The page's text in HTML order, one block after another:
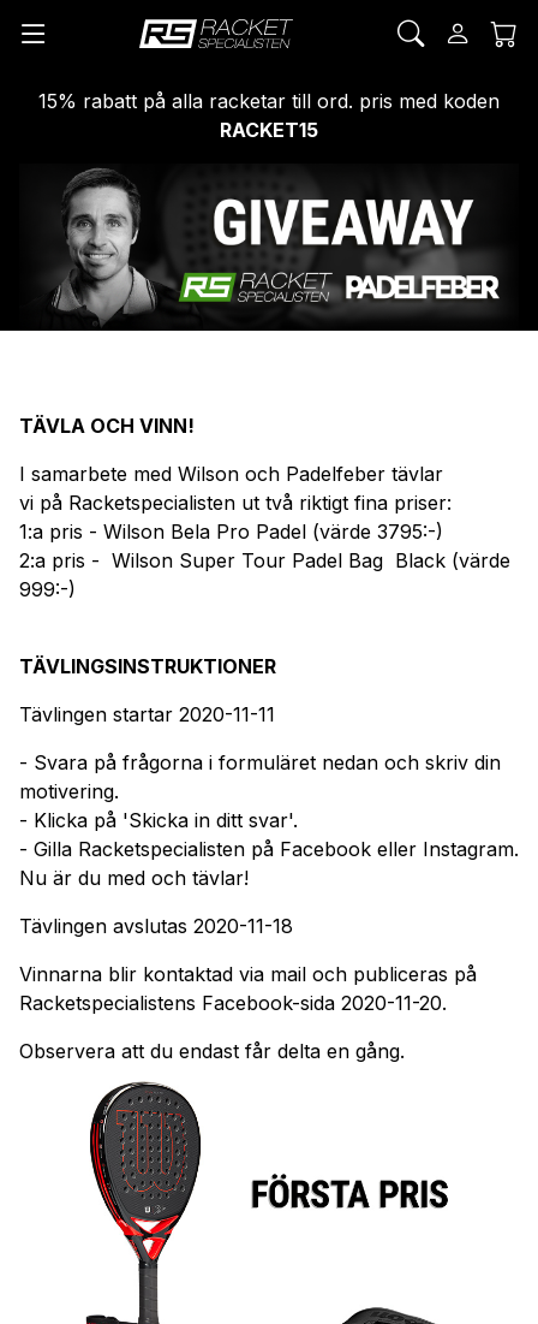
15% rabatt på alla racketar till ord. pris med koden
RACKET15
TÄVLA OCH VINN!
I samarbete med Wilson och Padelfeber tävlar
vi på Racketspecialisten ut två riktigt fina priser:
1:a pris - Wilson Bela Pro Padel (värde 3795:-)
2:a pris - Wilson Super Tour Padel Bag Black (värde
999:-)
TÄVLINGSINSTRUKTIONER
Tävlingen startar 2020-11-11
- Svara på frågorna i formuläret nedan och skriv din
motivering.
- Klicka på 'Skicka in ditt svar'.
- Gilla Racketspecialisten på Facebook eller Instagram.
Nu är du med och tävlar!
Tävlingen avslutas 2020-11-18
Vinnarna blir kontaktad via mail och publiceras på
Racketspecialistens Facebook-sida 2020-11-20.
Observera att du endast får delta en gång.